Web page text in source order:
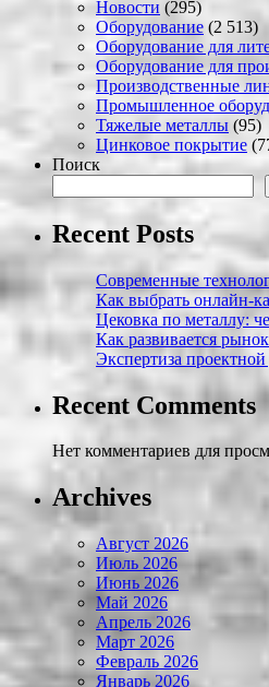
Новости (295)
Оборудование (2 513)
Оборудование для
Оборудование для
Производственные
Промышленное
Тяжелые металлы (95)
Цинковое покрытие
Поиск
Recent Posts
Современные
Как выбрать онлайн-
Цековка по металлу:
Как развивается
Экспертиза
Recent Comments
Нет комментариев для
Archives
Август 2026
Июль 2026
Июнь 2026
Май 2026
Апрель 2026
Март 2026
Февраль 2026
Январь 2026